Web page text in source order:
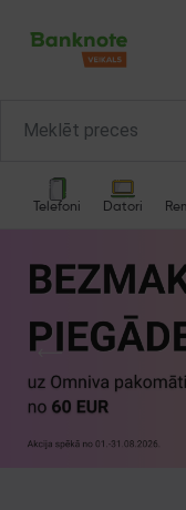
Telefoni Datori